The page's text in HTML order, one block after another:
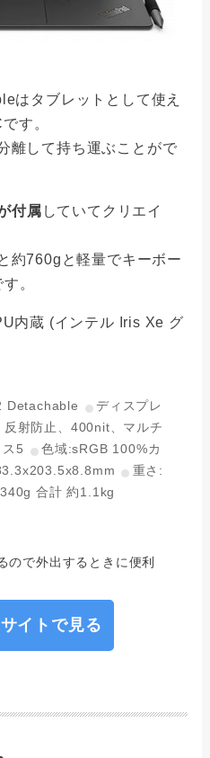
はタブレットとして使え
す。
離して持ち運ぶことがで
付属 していてクリエイ
約760gと軽量でキーボー
。
内蔵 (インテル Iris Xe グ
Detachable
ディスプレ
射防止、400nit、マルチ
5
色域:sRGB 100%カ
重さ:
合計 約1.1kg
ので外出するときに便利
イトで見る